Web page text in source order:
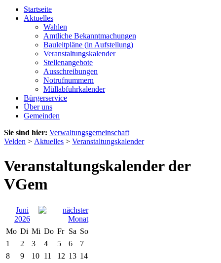
Startseite
Aktuelles
Wahlen
Amtliche Bekanntmachungen
Bauleitpläne (in Aufstellung)
Veranstaltungskalender
Stellenangebote
Ausschreibungen
Notrufnummern
Müllabfuhrkalender
Bürgerservice
Über uns
Gemeinden
Sie sind hier: Verwaltungsgemeinschaft
Velden > Aktuelles > Veranstaltungskalender
Veranstaltungskalender der
VGem
Juni
2026
Mo Di Mi Do Fr Sa So
1
2 3 4 5 6
7
8
9 10 11 12 13 14